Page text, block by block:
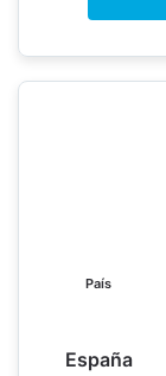
País
España